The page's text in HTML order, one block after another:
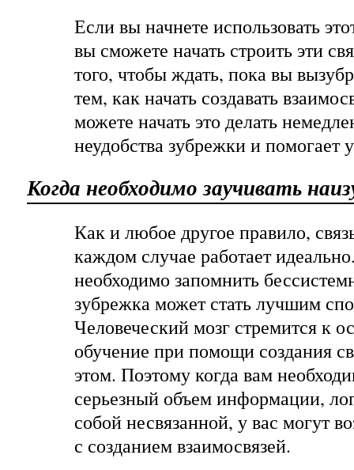
Если вы начнете использовать
вы сможете начать строить эти
того, чтобы ждать, пока вы
тем, как начать создавать
можете начать это делать
неудобства зубрежки и помогает
Когда необходимо заучивать
Как и любое другое правило,
каждом случае работает
необходимо запомнить
зубрежка может стать лучшим
Человеческий мозг стремится к
обучение при помощи создания
этом. Поэтому когда вам
серьезный объем информации,
собой несвязанной, у вас могут
с созданием взаимосвязей.